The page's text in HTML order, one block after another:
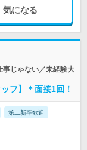
気になる
事じゃない／未経験大
フ】＊面接1回！
第二新卒歓迎